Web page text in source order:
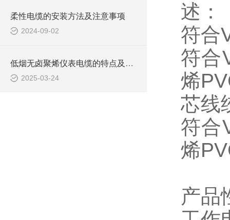
柔性电缆的安装方法及注意事项
2024-09-02
低烟无卤聚烯仪表电缆的特点及应用领域
2025-03-24
述：
符合
符合
烯
芯线
符合
烯
产品